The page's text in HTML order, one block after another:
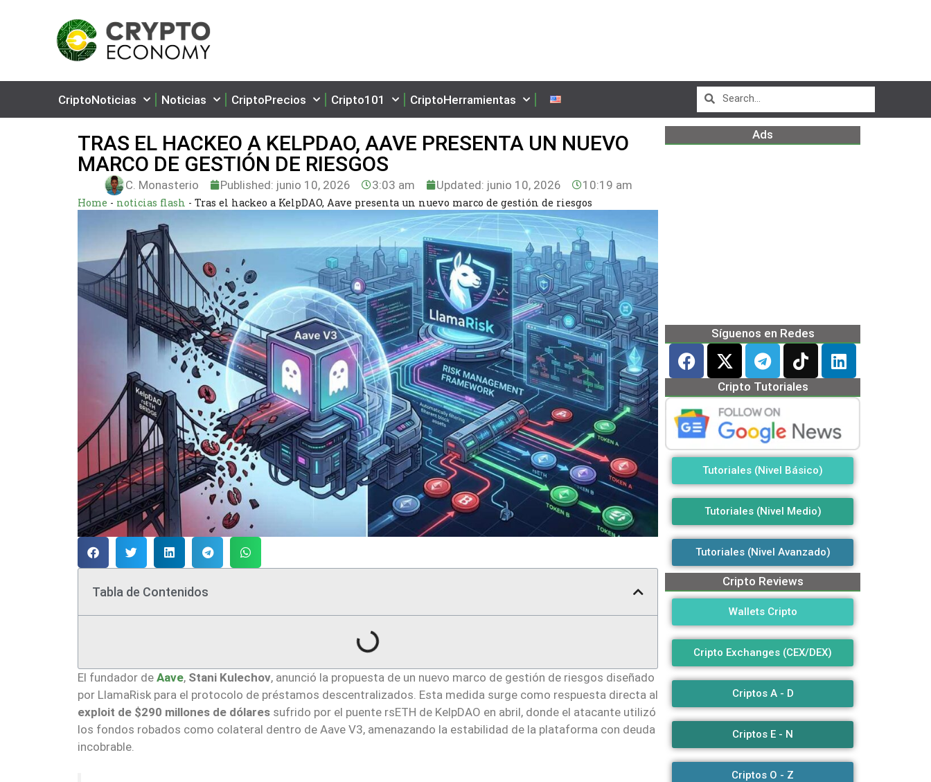
CriptoNoticias Noticias CriptoPrecios Cripto101 CriptoHerramientas
TRAS EL HACKEO A KELPDAO, AAVE PRESENTA UN NUEVO
MARCO DE GESTIÓN DE RIESGOS
C. Monasterio Published: junio 10, 2026 3:03 am Updated: junio 10, 2026 10:19 am
Home - noticias flash - Tras el hackeo a KelpDAO, Aave presenta un nuevo marco de gestión de riesgos
Tabla de Contenidos
El fundador de Aave, Stani Kulechov, anunció la propuesta de un nuevo marco de gestión de riesgos diseñado
por LlamaRisk para el protocolo de préstamos descentralizados. Esta medida surge como respuesta directa al
exploit de $290 millones de dólares sufrido por el puente rsETH de KelpDAO en abril, donde el atacante utilizó
los fondos robados como colateral dentro de Aave V3, amenazando la estabilidad de la plataforma con deuda
incobrable.
Ads
Síguenos en Redes
Cripto Tutoriales
Tutoriales (Nivel Básico)
Tutoriales (Nivel Medio)
Tutoriales (Nivel Avanzado)
Cripto Reviews
Wallets Cripto
Cripto Exchanges (CEX/DEX)
Criptos A - D
Criptos E - N
Criptos O - Z